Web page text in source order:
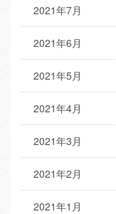
2021年7月
2021年6月
2021年5月
2021年4月
2021年3月
2021年2月
2021年1月